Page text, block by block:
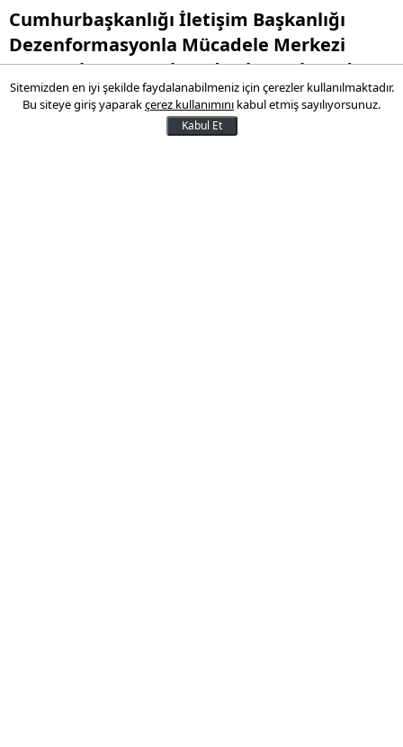
Cumhurbaşkanlığı İletişim Başkanlığı
Dezenformasyonla Mücadele Merkezi
(DMM), bazı sosyal medya hesaplarından
paylaşılan "Akrabalarınızı, e-Devlet
üzerinden akrabalıktan çıkarabilirsiniz"
Sitemizden en iyi şekilde faydalanabilmeniz için çerezler kullanılmaktadır.
Bu siteye giriş yaparakçerez kullanımını kabul etmiş sayılıyorsunuz.
Kabul Et